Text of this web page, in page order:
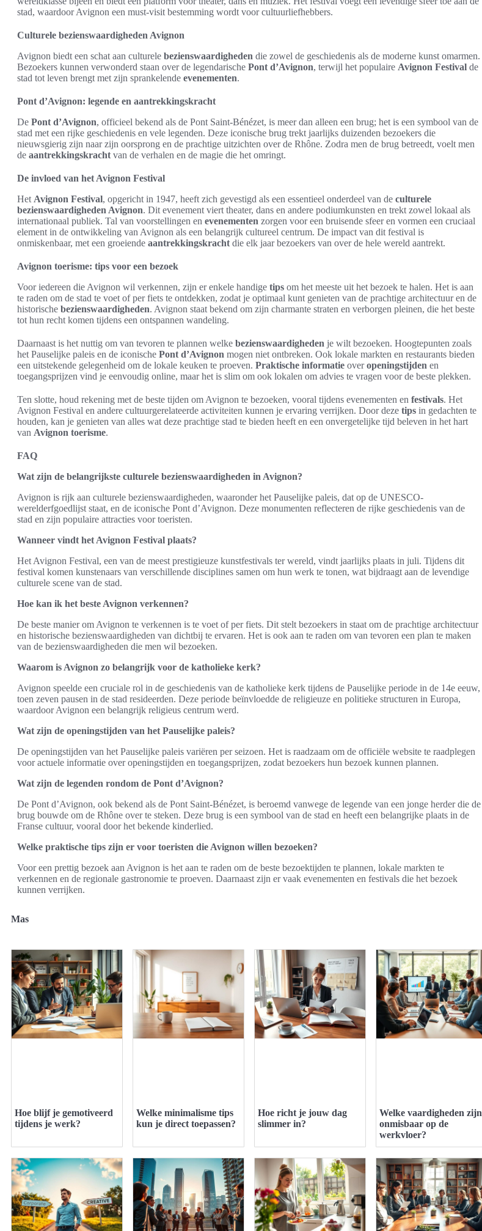
stad, waardoor Avignon een must-visit bestemming wordt voor cultuurliefhebbers.
Culturele bezienswaardigheden Avignon
Avignon biedt een schat aan culturele bezienswaardigheden die zowel de geschiedenis als de moderne kunst omarmen.
Bezoekers kunnen verwonderd staan over de legendarische Pont d’Avignon, terwijl het populaire Avignon Festival de
stad tot leven brengt met zijn sprankelende evenementen.
Pont d’Avignon: legende en aantrekkingskracht
De Pont d’Avignon, officieel bekend als de Pont Saint-Bénézet, is meer dan alleen een brug; het is een symbool van de
stad met een rijke geschiedenis en vele legenden. Deze iconische brug trekt jaarlijks duizenden bezoekers die
nieuwsgierig zijn naar zijn oorsprong en de prachtige uitzichten over de Rhône. Zodra men de brug betreedt, voelt men
de aantrekkingskracht van de verhalen en de magie die het omringt.
De invloed van het Avignon Festival
Het Avignon Festival, opgericht in 1947, heeft zich gevestigd als een essentieel onderdeel van de culturele
bezienswaardigheden Avignon. Dit evenement viert theater, dans en andere podiumkunsten en trekt zowel lokaal als
internationaal publiek. Tal van voorstellingen en evenementen zorgen voor een bruisende sfeer en vormen een cruciaal
element in de ontwikkeling van Avignon als een belangrijk cultureel centrum. De impact van dit festival is
onmiskenbaar, met een groeiende aantrekkingskracht die elk jaar bezoekers van over de hele wereld aantrekt.
Avignon toerisme: tips voor een bezoek
Voor iedereen die Avignon wil verkennen, zijn er enkele handige tips om het meeste uit het bezoek te halen. Het is aan
te raden om de stad te voet of per fiets te ontdekken, zodat je optimaal kunt genieten van de prachtige architectuur en de
historische bezienswaardigheden. Avignon staat bekend om zijn charmante straten en verborgen pleinen, die het beste
tot hun recht komen tijdens een ontspannen wandeling.
Daarnaast is het nuttig om van tevoren te plannen welke bezienswaardigheden je wilt bezoeken. Hoogtepunten zoals
het Pauselijke paleis en de iconische Pont d’Avignon mogen niet ontbreken. Ook lokale markten en restaurants bieden
een uitstekende gelegenheid om de lokale keuken te proeven. Praktische informatie overopeningstijden en
toegangsprijzen vind je eenvoudig online, maar het is slim om ook lokalen om advies te vragen voor de beste plekken.
Ten slotte, houd rekening met de beste tijden om Avignon te bezoeken, vooral tijdens evenementen en festivals. Het
Avignon Festival en andere cultuurgerelateerde activiteiten kunnen je ervaring verrijken. Door deze tips in gedachten te
houden, kan je genieten van alles wat deze prachtige stad te bieden heeft en een onvergetelijke tijd beleven in het hart
van Avignon toerisme.
FAQ
Wat zijn de belangrijkste culturele bezienswaardigheden in Avignon?
Avignon is rijk aan culturele bezienswaardigheden, waaronder het Pauselijke paleis, dat op de UNESCO-
werelderfgoedlijst staat, en de iconische Pont d’Avignon. Deze monumenten reflecteren de rijke geschiedenis van de
stad en zijn populaire attracties voor toeristen.
Wanneer vindt het Avignon Festival plaats?
Het Avignon Festival, een van de meest prestigieuze kunstfestivals ter wereld, vindt jaarlijks plaats in juli. Tijdens dit
festival komen kunstenaars van verschillende disciplines samen om hun werk te tonen, wat bijdraagt aan de levendige
culturele scene van de stad.
Hoe kan ik het beste Avignon verkennen?
De beste manier om Avignon te verkennen is te voet of per fiets. Dit stelt bezoekers in staat om de prachtige architectuur
en historische bezienswaardigheden van dichtbij te ervaren. Het is ook aan te raden om van tevoren een plan te maken
van de bezienswaardigheden die men wil bezoeken.
Waarom is Avignon zo belangrijk voor de katholieke kerk?
Avignon speelde een cruciale rol in de geschiedenis van de katholieke kerk tijdens de Pauselijke periode in de 14e eeuw,
toen zeven pausen in de stad resideerden. Deze periode beïnvloedde de religieuze en politieke structuren in Europa,
waardoor Avignon een belangrijk religieus centrum werd.
Wat zijn de openingstijden van het Pauselijke paleis?
De openingstijden van het Pauselijke paleis variëren per seizoen. Het is raadzaam om de officiële website te raadplegen
voor actuele informatie over openingstijden en toegangsprijzen, zodat bezoekers hun bezoek kunnen plannen.
Wat zijn de legenden rondom de Pont d’Avignon?
De Pont d’Avignon, ook bekend als de Pont Saint-Bénézet, is beroemd vanwege de legende van een jonge herder die de
brug bouwde om de Rhône over te steken. Deze brug is een symbool van de stad en heeft een belangrijke plaats in de
Franse cultuur, vooral door het bekende kinderlied.
Welke praktische tips zijn er voor toeristen die Avignon willen bezoeken?
Voor een prettig bezoek aan Avignon is het aan te raden om de beste bezoektijden te plannen, lokale markten te
verkennen en de regionale gastronomie te proeven. Daarnaast zijn er vaak evenementen en festivals die het bezoek
kunnen verrijken.
Mas
Hoe blijf je gemotiveerd
tijdens je werk?
Welke minimalisme tips
kun je direct toepassen?
Hoe richt je jouw dag
slimmer in?
Welke vaardigheden zijn
onmisbaar op de
werkvloer?